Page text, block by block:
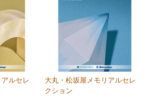
ルセレ
大丸・松坂屋メモリアルセレ
クション